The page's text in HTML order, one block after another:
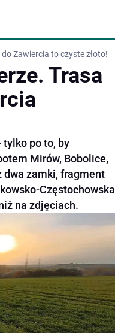
Zawiercia to czyste złoto!
Trasa
po to, by
Mirów, Bobolice,
dwa zamki, fragment
Częstochowska
na zdjęciach.